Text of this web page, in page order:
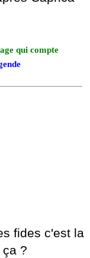
qui compte
fides c'est la
?